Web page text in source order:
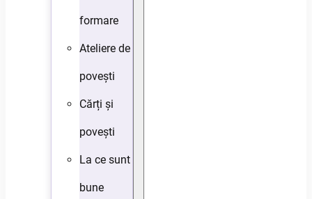
formare
Ateliere de
povești
Cărți și
povești
La ce sunt
bune